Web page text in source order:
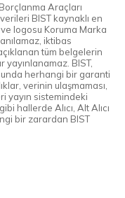
Araçları
BIST kaynaklı en
logosu Koruma Marka
iktibas
tüm belgelerin
BIST,
herhangi bir garanti
verinin ulaşmaması,
yayın sistemindeki
hallerde Alıcı, Alt Alıcı
bir zarardan BIST